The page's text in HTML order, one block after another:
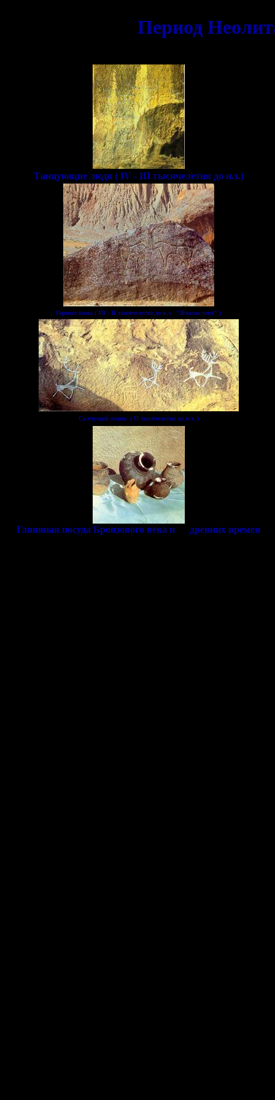
Период
Танцующие люди ( IV - III тысячелетия до н.э.)
Горные козы ( III - II тысячелетие до н.э. "Язылы тепе" )
Скачущий олень ( II тысячелетие до н.э. )
Глиняная посуда Бронзового века и древних времен